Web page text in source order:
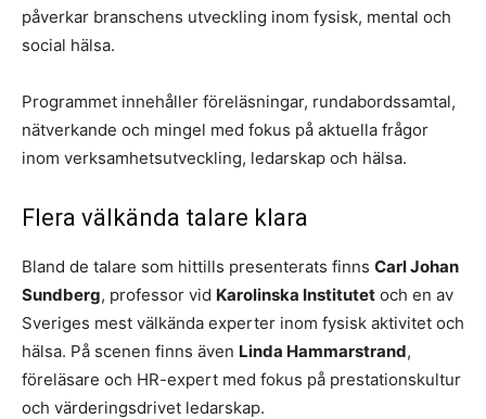
påverkar branschens utveckling inom fysisk, mental och
social hälsa.
Programmet innehåller föreläsningar, rundabordssamtal,
nätverkande och mingel med fokus på aktuella frågor
inom verksamhetsutveckling, ledarskap och hälsa.
Flera välkända talare klara
Bland de talare som hittills presenterats finns Carl Johan
Sundberg, professor vid Karolinska Institutet och en av
Sveriges mest välkända experter inom fysisk aktivitet och
hälsa. På scenen finns även Linda Hammarstrand,
föreläsare och HR-expert med fokus på prestationskultur
och värderingsdrivet ledarskap.